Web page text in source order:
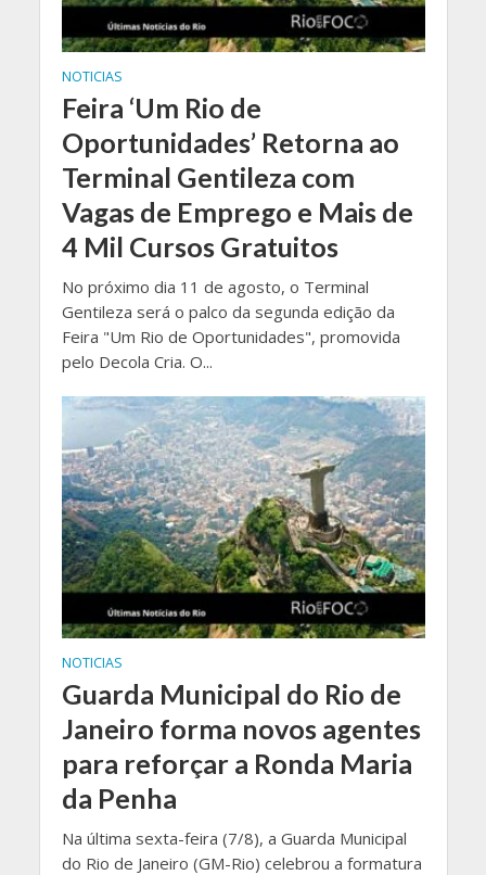
NOTICIAS
Feira ‘Um Rio de
Oportunidades’ Retorna ao
Terminal Gentileza com
Vagas de Emprego e Mais de
4 Mil Cursos Gratuitos
No próximo dia 11 de agosto, o Terminal
Gentileza será o palco da segunda edição da
Feira "Um Rio de Oportunidades", promovida
pelo Decola Cria. O...
NOTICIAS
Guarda Municipal do Rio de
Janeiro forma novos agentes
para reforçar a Ronda Maria
da Penha
Na última sexta-feira (7/8), a Guarda Municipal
do Rio de Janeiro (GM-Rio) celebrou a formatura